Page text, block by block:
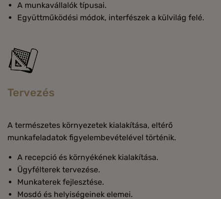
A munkavállalók típusai.
Együttműködési módok, interfészek a külvilág felé.
Tervezés
A természetes környezetek kialakítása, eltérő
munkafeladatok figyelembevételével történik.
A recepció és környékének kialakítása.
Ügyfélterek tervezése.
Munkaterek fejlesztése.
Mosdó és helyiségeinek elemei.